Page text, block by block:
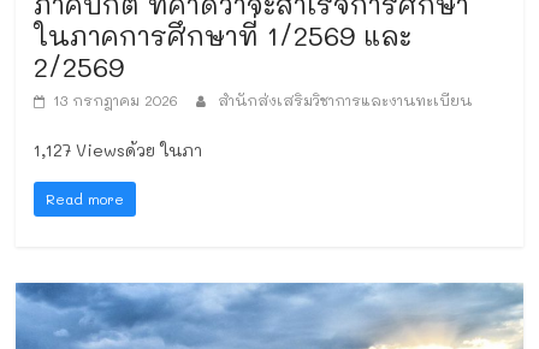
ในภาคการศึกษาที่ 1/2569 และ
2/2569
13 กรกฎาคม 2026 สำนักส่งเสริมวิชาการและงานทะเบียน
1,127 Viewsด้วย ในภา
Read more